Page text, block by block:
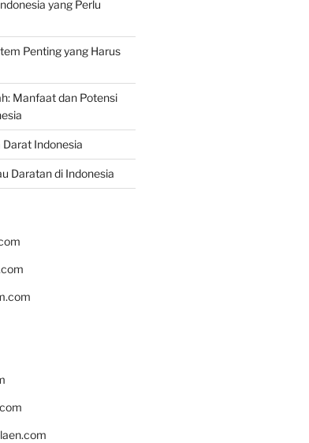
yang Perlu
Penting yang Harus
Manfaat dan Potensi
Indonesia
Daratan di Indonesia